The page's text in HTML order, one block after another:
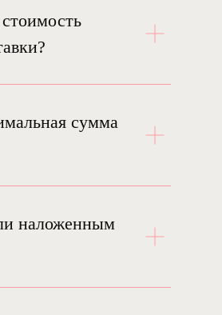
сумма
наложенным